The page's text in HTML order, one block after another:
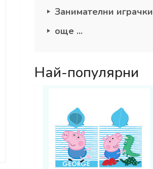
Занимателни играчки
още ...
Най-популярни